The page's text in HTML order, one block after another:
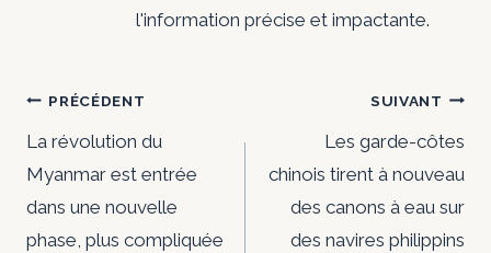
l'information précise et impactante.
Navigation
de
l’article
PRÉCÉDENT
La révolution du
Myanmar est entrée
dans une nouvelle
phase, plus compliquée
SUIVANT
Les garde-côtes
chinois tirent à nouveau
des canons à eau sur
des navires philippins